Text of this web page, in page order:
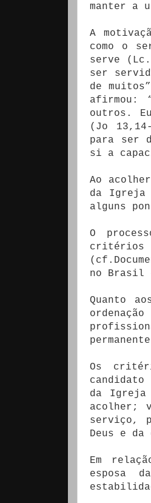
manter a
A
como o
serve (Lc.
ser
de
afirmou:
outros.
(Jo
para ser
si a
Ao
da Igreja
alguns
O
no Brasil
Quanto
Os
da Igreja
acolher;
serviço,
Deus e
Em
esposa